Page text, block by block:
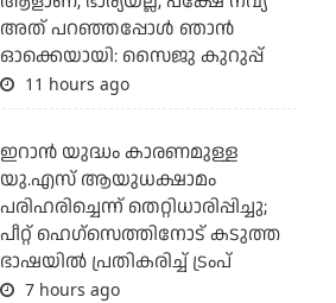
അത് പറഞ്ഞപ്പോള്‍ ഞാന്‍
ഓക്കെയായി: സൈജു കുറുപ്പ്
11 hours ago
ഇറാന്‍ യുദ്ധം കാരണമുള്ള
യു.എസ് ആയുധക്ഷാമം
പരിഹരിച്ചെന്ന് തെറ്റിധാരിപ്പിച്ചു;
പീറ്റ് ഹെഗ്‌സെത്തിനോട് കടുത്ത
ഭാഷയില്‍ പ്രതികരിച്ച് ട്രംപ്
7 hours ago